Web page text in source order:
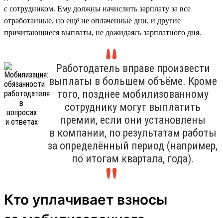
с сотрудником. Ему должны начислить зарплату за все
отработанные, но ещё не оплаченные дни, и другие
причитающиеся выплаты, не дожидаясь зарплатного дня.
Работодатель вправе произвести
выплаты в большем объёме. Кроме
того, позднее мобилизованному
сотруднику могут выплатить
премии, если они установлены
в компании, по результатам работы
за определённый период (например,
по итогам квартала, года).
Кто уплачивает взносы